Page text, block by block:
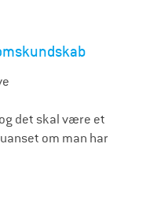
det skal være et
om man har